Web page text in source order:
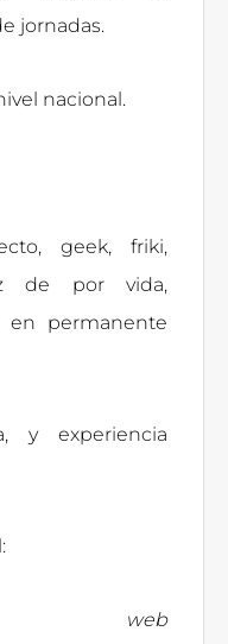
jornadas.
nacional.
geek, friki,
de por vida,
permanente
y experiencia